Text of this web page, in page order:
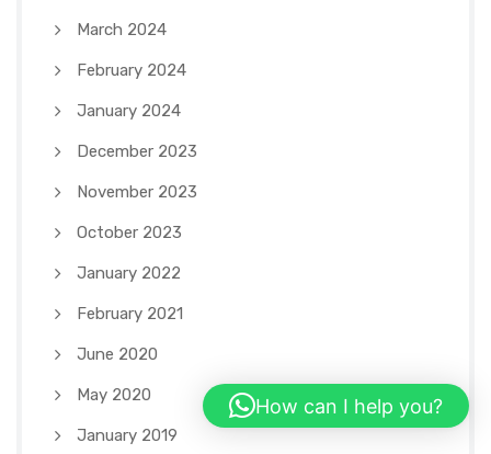
March 2024
February 2024
January 2024
December 2023
November 2023
October 2023
January 2022
February 2021
June 2020
May 2020
January 2019
How can I help you?